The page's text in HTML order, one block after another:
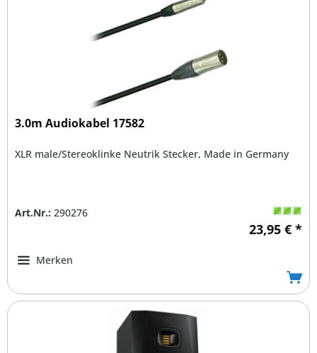
3.0m Audiokabel 17582
XLR male/Stereoklinke Neutrik Stecker, Made in Germany
Art.Nr.: 290276
23,95 € *
Merken